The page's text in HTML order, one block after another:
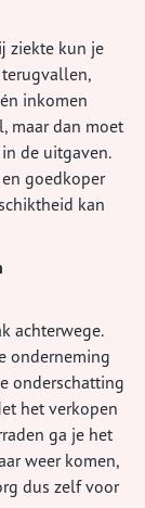
ziekte kun je
inkomen
maar dan moet
de uitgaven.
goedkoper
kan
achterwege.
onderneming
onderschatting
het verkopen
ga je het
weer komen,
dus zelf voor